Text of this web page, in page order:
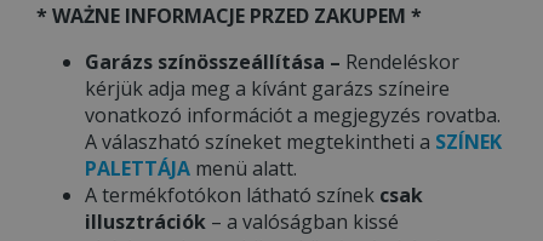
* WAŻNE INFORMACJE PRZED ZAKUPEM *
Garázs színösszeállítása – Rendeléskor
kérjük adja meg a kívánt garázs színeire
vonatkozó információt a megjegyzés rovatba.
A válaszható színeket megtekintheti a SZÍNEK
PALETTÁJA menü alatt.
A termékfotókon látható színek csak
illusztrációk – a valóságban kissé